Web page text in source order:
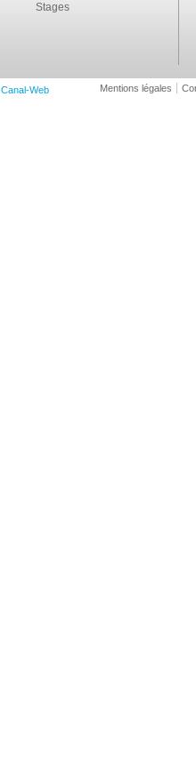
Stages
Canal-Web Mentions légales